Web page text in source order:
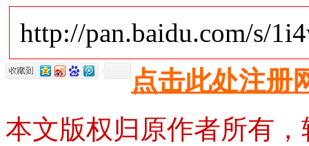
http://pan.baidu.com/s/
点击此处注册
本文版权归原作者所有